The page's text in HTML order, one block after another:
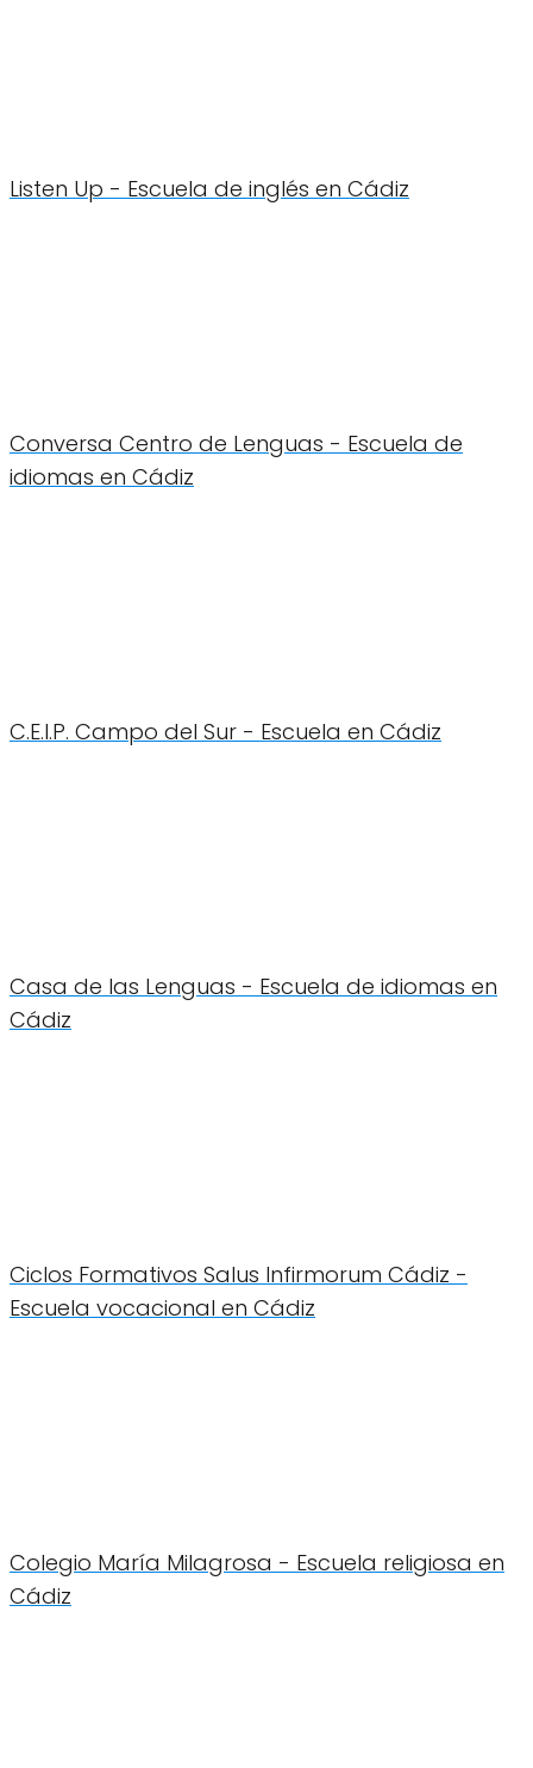
Listen Up - Escuela de inglés en Cádiz
Conversa Centro de Lenguas - Escuela de
idiomas en Cádiz
C.E.I.P. Campo del Sur - Escuela en Cádiz
Casa de las Lenguas - Escuela de idiomas en
Cádiz
Ciclos Formativos Salus Infirmorum Cádiz -
Escuela vocacional en Cádiz
Colegio María Milagrosa - Escuela religiosa en
Cádiz